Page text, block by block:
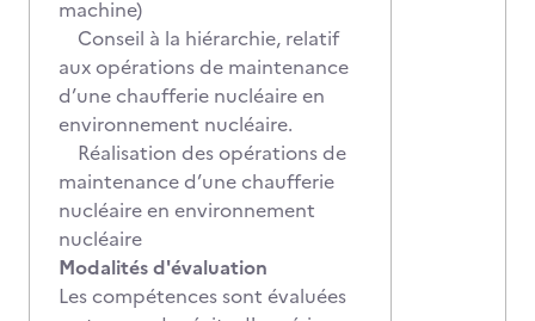
machine)
Conseil à la hiérarchie, relatif
aux opérations de maintenance
d’une chaufferie nucléaire en
environnement nucléaire.
Réalisation des opérations de
maintenance d’une chaufferie
nucléaire en environnement
nucléaire
Modalités d'évaluation
Les compétences sont évaluées